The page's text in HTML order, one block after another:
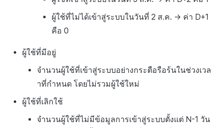
ผู้ใช้ที่ไม่ได้เข้าสู่ระบบในวันที่ 2 ส.ค. -> ค่า D+1
คือ 0
ผู้ใช้ที่มีอยู่
จำนวนผู้ใช้ที่เข้าสู่ระบบอย่างกระตือรือร้นในช่วงเวล
าที่กำหนด โดยไม่รวมผู้ใช้ใหม่
ผู้ใช้ที่เลิกใช้
จำนวนผู้ใช้ที่ไม่มีข้อมูลการเข้าสู่ระบบตั้งแต่ N-1 วัน